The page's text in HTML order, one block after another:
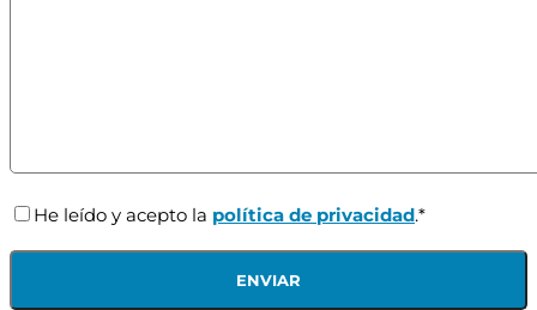
He leído y acepto la política de privacidad.*